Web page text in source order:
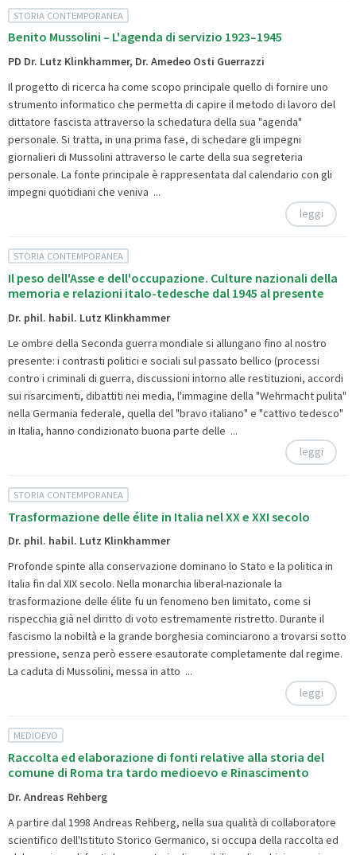
STORIA CONTEMPORANEA
Benito Mussolini – L'agenda di servizio 1923–1945
PD Dr. Lutz Klinkhammer, Dr. Amedeo Osti Guerrazzi
Il progetto di ricerca ha come scopo principale quello di fornire uno
strumento informatico che permetta di capire il metodo di lavoro del
dittatore fascista attraverso la schedatura della sua "agenda"
personale. Si tratta, in una prima fase, di schedare gli impegni
giornalieri di Mussolini attraverso le carte della sua segreteria
personale. La fonte principale è rappresentata dal calendario con gli
impegni quotidiani che veniva ...
leggi
STORIA CONTEMPORANEA
Il peso dell'Asse e dell'occupazione. Culture nazionali della
memoria e relazioni italo-tedesche dal 1945 al presente
Dr. phil. habil. Lutz Klinkhammer
Le ombre della Seconda guerra mondiale si allungano fino al nostro
presente: i contrasti politici e sociali sul passato bellico (processi
contro i criminali di guerra, discussioni intorno alle restituzioni, accordi
sui risarcimenti, dibattiti nei media, l'immagine della "Wehrmacht pulita"
nella Germania federale, quella del "bravo italiano" e "cattivo tedesco"
in Italia, hanno condizionato buona parte delle ...
leggi
STORIA CONTEMPORANEA
Trasformazione delle élite in Italia nel XX e XXI secolo
Dr. phil. habil. Lutz Klinkhammer
Profonde spinte alla conservazione dominano lo Stato e la politica in
Italia fin dal XIX secolo. Nella monarchia liberal-nazionale la
trasformazione delle élite fu un fenomeno ben limitato, come si
rispecchia già nel diritto di voto estremamente ristretto. Durante il
fascismo la nobiltà e la grande borghesia cominciarono a trovarsi sotto
pressione, senza però essere esautorate completamente dal regime.
La caduta di Mussolini, messa in atto ...
leggi
MEDIOEVO
Raccolta ed elaborazione di fonti relative alla storia del
comune di Roma tra tardo medioevo e Rinascimento
Dr. Andreas Rehberg
A partire dal 1998 Andreas Rehberg, nella sua qualità di collaboratore
scientifico dell'Istituto Storico Germanico, si occupa della raccolta ed